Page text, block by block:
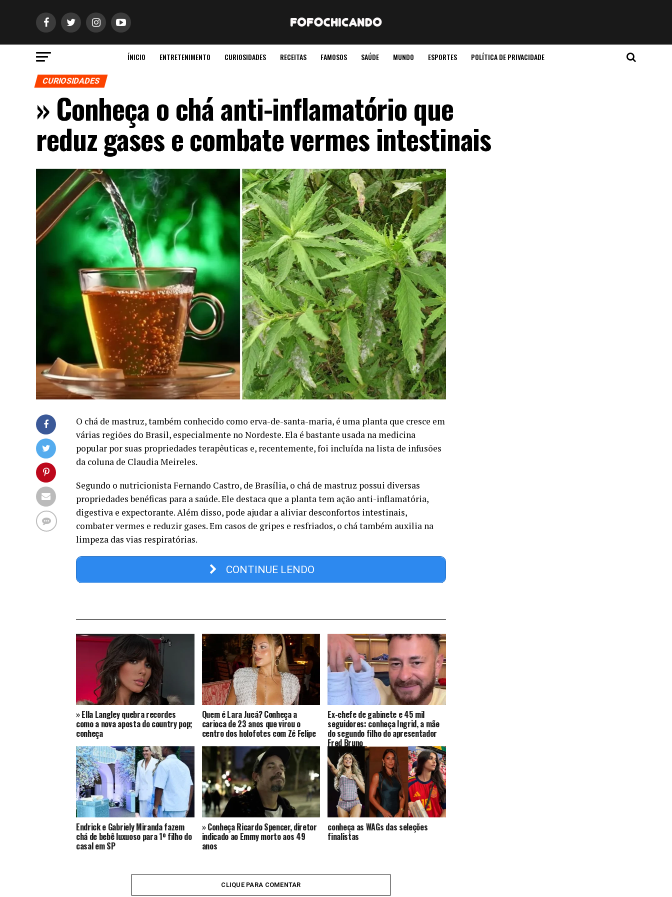
ÍNICIO ENTRETENIMENTO CURIOSIDADES RECEITAS FAMOSOS SAÚDE MUNDO ESPORTES POLÍTICA DE PRIVACIDADE
CURIOSIDADES
» Conheça o chá anti-inflamatório que
reduz gases e combate vermes intestinais
O chá de mastruz, também conhecido como erva-de-santa-maria, é uma planta que cresce em
várias regiões do Brasil, especialmente no Nordeste. Ela é bastante usada na medicina
popular por suas propriedades terapêuticas e, recentemente, foi incluída na lista de infusões
da coluna de Claudia Meireles.
Segundo o nutricionista Fernando Castro, de Brasília, o chá de mastruz possui diversas
propriedades benéficas para a saúde. Ele destaca que a planta tem ação anti-inflamatória,
digestiva e expectorante. Além disso, pode ajudar a aliviar desconfortos intestinais,
combater vermes e reduzir gases. Em casos de gripes e resfriados, o chá também auxilia na
limpeza das vias respiratórias.
CONTINUE LENDO
» Ella Langley quebra recordes
como a nova aposta do country pop;
conheça
Quem é Lara Jucá? Conheça a
carioca de 23 anos que virou o
centro dos holofotes com Zé Felipe
Ex-chefe de gabinete e 45 mil
seguidores: conheça Ingrid, a mãe
do segundo filho do apresentador
Fred Bruno
Endrick e Gabriely Miranda fazem
chá de bebê luxuoso para 1º filho do
casal em SP
» Conheça Ricardo Spencer, diretor
indicado ao Emmy morto aos 49
anos
conheça as WAGs das seleções
finalistas
CLIQUE PARA COMENTAR